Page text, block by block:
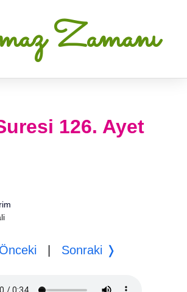
Zamanı
126. Ayet
Sonraki ❭